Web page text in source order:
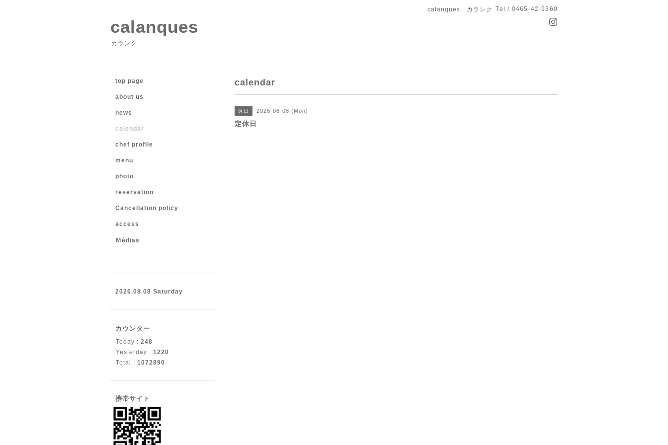
calanques カランク Tel / 0465-42-9360
calanques
カランク
calendar
休日 2026-06-08 (Mon)
定休日
top page
about us
news
calendar
chef profile
menu
photo
reservation
Cancellation policy
access
Ｍédias
2026.08.08 Saturday
カウンター
Today : 248
Yesterday : 1220
Total : 1072890
携帯サイト